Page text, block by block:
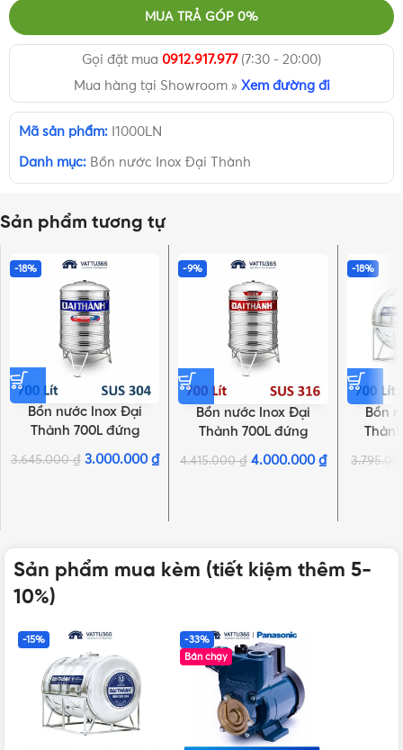
MUA TRẢ GÓP 0%
Gọi đặt mua 0912.917.977(7:30 - 20:00)
Mua hàng tại Showroom » Xem đường đi
Mã sản phẩm: I1000LN
Danh mục: Bồn nước Inox Đại Thành
Sản phẩm tương tự
-18%
Bồn nước Inox Đại
Thành 700L đứng
SUS304
3.645.000₫ 3.000.000 ₫
-9%
Bồn nước Inox Đại
Thành 700L đứng
SUS316
4.415.000₫ 4.000.000₫
-18%
Bồn
Sản phẩm mua kèm (tiết kiệm thêm 5-
10%)
-15%
-33%
Bán chạy